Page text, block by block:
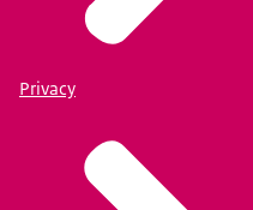
Privacy